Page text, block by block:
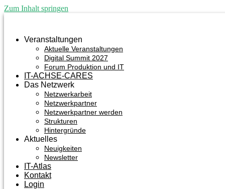
Zum Inhalt springen
Veranstaltungen
Aktuelle Veranstaltungen
Digital Summit 2027
Forum Produktion und IT
IT-ACHSE-CARES
Das Netzwerk
Netzwerkarbeit
Netzwerkpartner
Netzwerkpartner werden
Strukturen
Hintergründe
Aktuelles
Neuigkeiten
Newsletter
IT-Atlas
Kontakt
Login